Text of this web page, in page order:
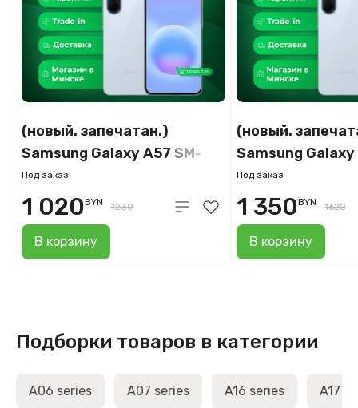
(новый. запечатан.)
Samsung Galaxy A57 SM-
A576B 8GB/128GB
(голубой)
Под заказ
В корзину
1 020BYN 1230
(новый.
Samsung Galaxy
A576B 12GB/
(голубой)
Под заказ
В корзину
1 350BYN 1620
Подборки товаров в категории
A06 series A07 series A16 series A17